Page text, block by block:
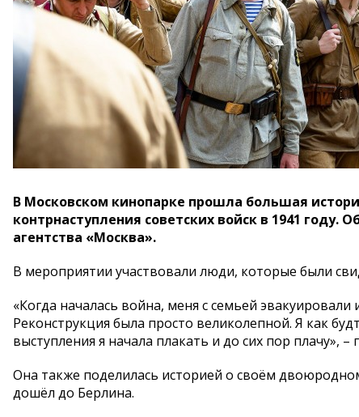
В Московском кинопарке прошла большая
контрнаступления советских войск в 1941 году.
агентства «Москва».
В мероприятии участвовали люди, которые были
«Когда началась война, меня с семьей
Реконструкция была просто великолепной. Я как
выступления я начала плакать и до сих пор
Она также поделилась историей о своём
дошёл до Берлина.